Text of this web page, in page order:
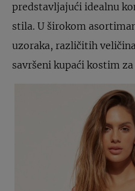
predstavljajući idealnu
stila. U širokom
uzoraka, različitih
savršeni kupaći kostim